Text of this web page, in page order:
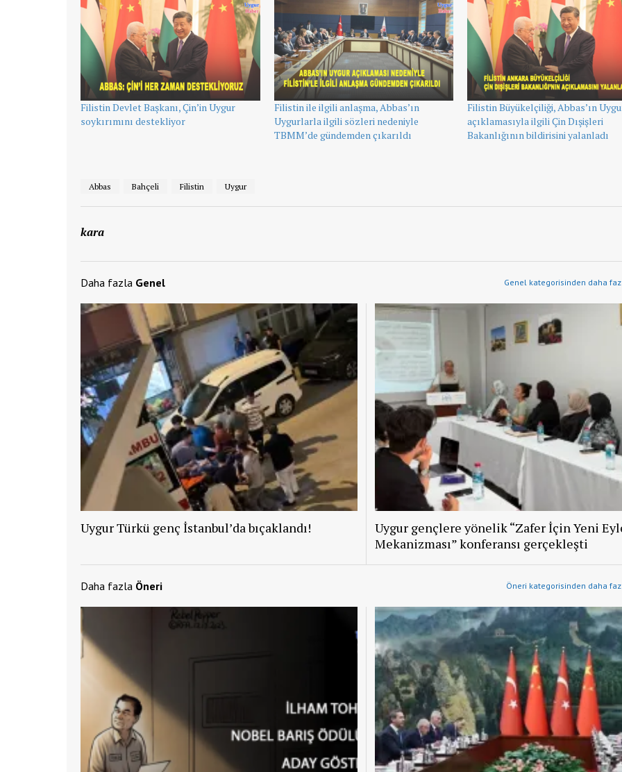
Filistin Devlet Başkanı, Çin’in Uygur
soykırımını destekliyor
Filistin ile ilgili anlaşma, Abbas’ın
Uygurlarla ilgili sözleri nedeniyle
TBMM’de gündemden çıkarıldı
Filistin Büyükelçiliği, Abbas’ın
açıklamasıyla ilgili Çin Dışişleri
Bakanlığının bildirisini yalanladı
Abbas Bahçeli Filistin Uygur
kara
Daha fazla Genel Genel kategorisinden daha
Uygur Türkü genç İstanbul’da bıçaklandı!
Uygur gençlere yönelik “Zafer İçin Yeni
Mekanizması” konferansı gerçekleşti
Daha fazla Öneri Öneri kategorisinden daha